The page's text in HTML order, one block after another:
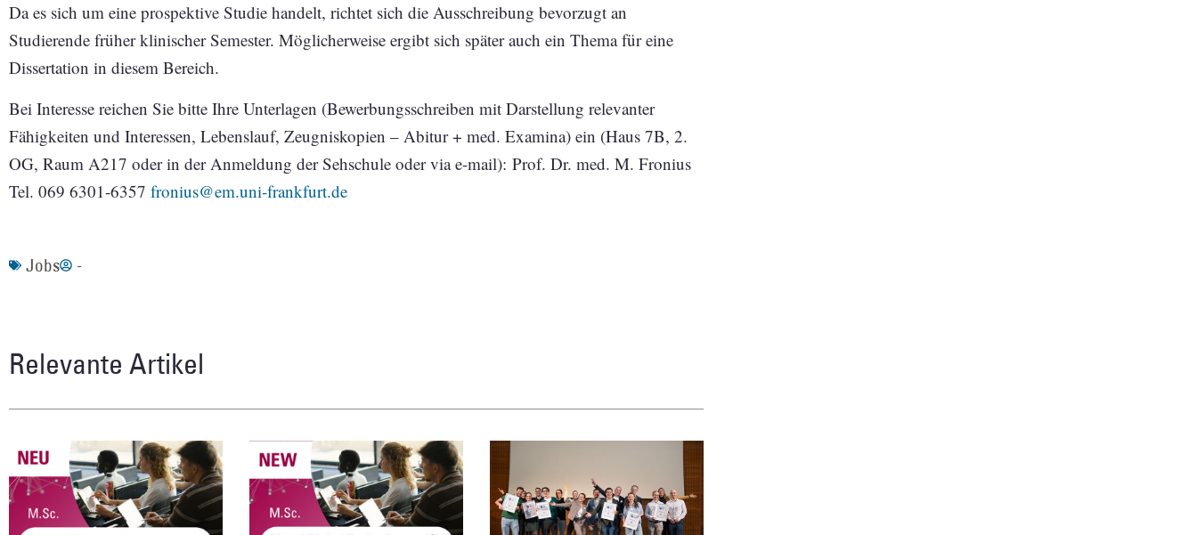
Da es sich um eine prospektive Studie handelt, richtet sich die Ausschreibung bevorzugt an
Studierende früher klinischer Semester. Möglicherweise ergibt sich später auch ein Thema für eine
Dissertation in diesem Bereich.
Bei Interesse reichen Sie bitte Ihre Unterlagen (Bewerbungsschreiben mit Darstellung relevanter
Fähigkeiten und Interessen, Lebenslauf, Zeugniskopien – Abitur + med. Examina) ein (Haus 7B, 2.
OG, Raum A217 oder in der Anmeldung der Sehschule oder via e-mail): Prof. Dr. med. M. Fronius
Tel. 069 6301-6357 fronius@em.uni-frankfurt.de
Jobs -
Relevante Artikel